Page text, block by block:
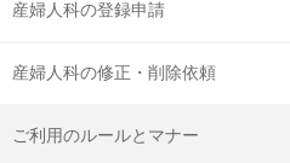
産婦人科の登録申請
産婦人科の修正・削除依頼
ご利用のルールとマナー